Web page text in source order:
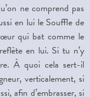
ne comprend pas
en lui le Souffle de
qui bat comme le
en lui. Si tu n’y
À quoi cela sert-il
verticalement, si
afin d’embrasser, si